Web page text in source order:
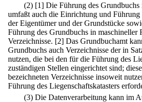
(2) [1] Die Führung des
umfaßt auch die Einrichtung und Führung
der Eigentümer und der Grundstücke
Führung des Grundbuchs in maschineller
Verzeichnisse. [2] Das Grundbuchamt
Grundbuchs auch Verzeichnisse der in
nutzen, die bei den für die Führung des
zuständigen Stellen eingerichtet sind;
bezeichneten Verzeichnisse insoweit
Führung des Liegenschaftskatasters
(3) Die Datenverarbeitung kann im